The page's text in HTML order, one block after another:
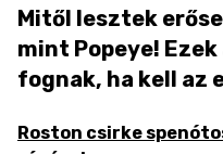
Mitől lesztek
mint Popeye!
fognak, ha kell az
Roston csirke